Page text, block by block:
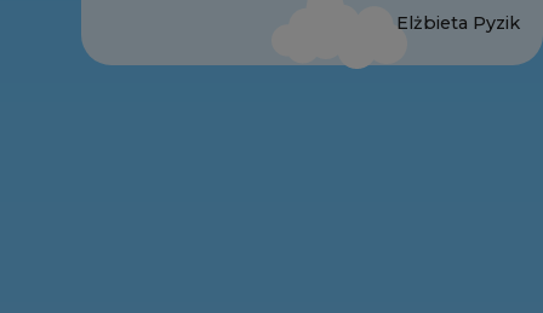
Elżbieta Pyzik